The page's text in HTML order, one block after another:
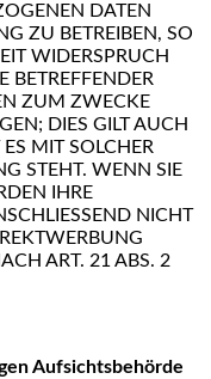
DATEN
ZU BETREIBEN, SO
WIDERSPRUCH
BETREFFENDER
ZUM ZWECKE
DIES GILT AUCH
MIT SOLCHER
STEHT. WENN SIE
IHRE
NICHT
ART. 21 ABS. 2
Aufsichtsbehörde